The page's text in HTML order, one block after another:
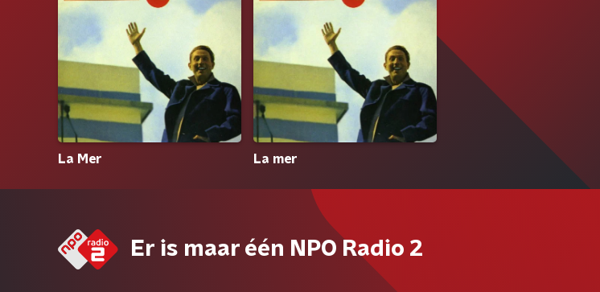
La Mer La mer
Er is maar één NPO Radio 2